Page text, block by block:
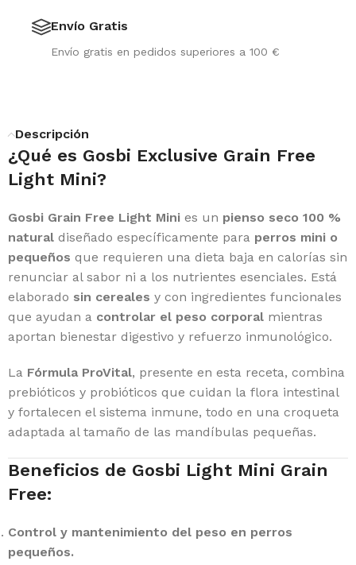
Envío Gratis
Envío gratis en pedidos superiores a 100 €
Descripción
¿Qué es Gosbi Exclusive Grain Free
Light Mini?
Gosbi Grain Free Light Mini es un pienso seco 100 %
natural diseñado específicamente para perros mini o
pequeños que requieren una dieta baja en calorías sin
renunciar al sabor ni a los nutrientes esenciales. Está
elaborado sin cereales y con ingredientes funcionales
que ayudan a controlar el peso corporal mientras
aportan bienestar digestivo y refuerzo inmunológico.
La Fórmula ProVital, presente en esta receta, combina
prebióticos y probióticos que cuidan la flora intestinal
y fortalecen el sistema inmune, todo en una croqueta
adaptada al tamaño de las mandíbulas pequeñas.
Beneficios de Gosbi Light Mini Grain
Free:
Control y mantenimiento del peso en perros
pequeños.